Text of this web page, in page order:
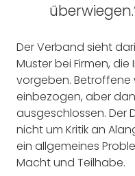
Der Verband sieht
Muster bei Firmen,
vorgeben. Betroffene
einbezogen, aber
ausgeschlossen. Der
nicht um Kritik an
ein allgemeines
Macht und Teilhabe.